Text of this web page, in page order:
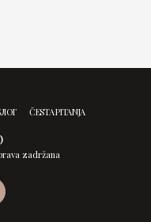
zadržana
ČESTA PITANJA